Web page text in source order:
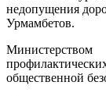
недопущения
Урмамбетов.
общественной